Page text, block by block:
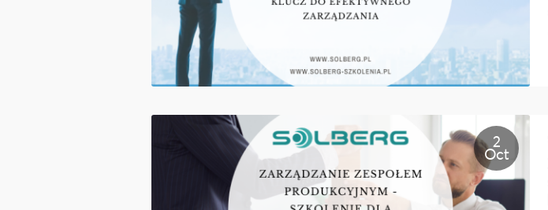
2
Oct